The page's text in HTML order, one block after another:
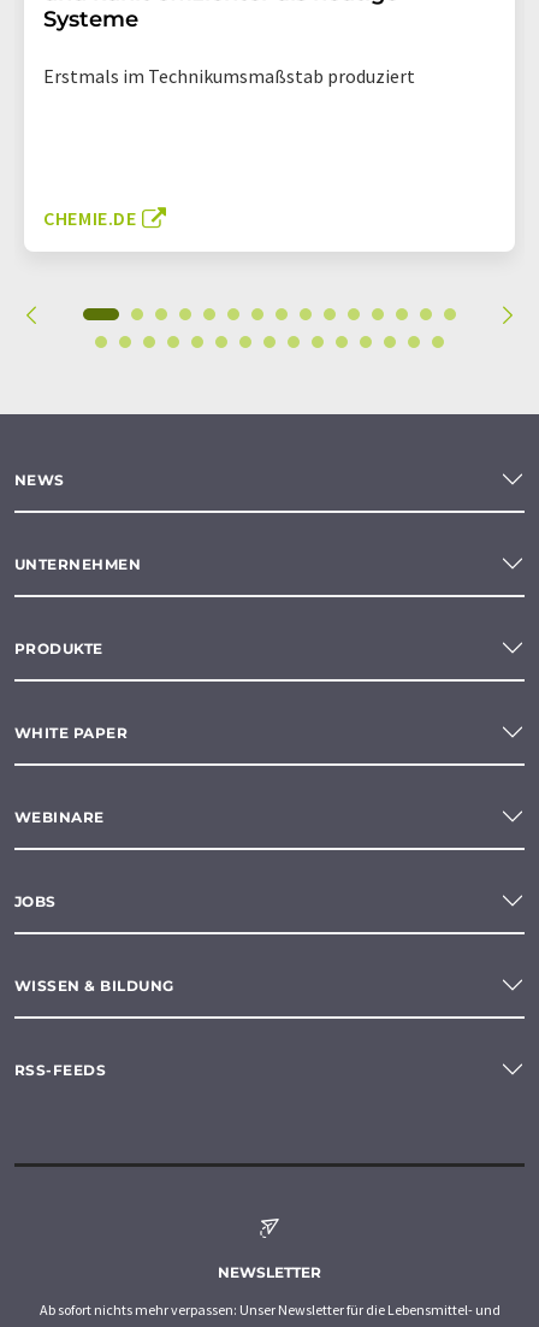
Systeme
Erstmals im Technikumsmaßstab produziert
CHEMIE.DE
NEWS
UNTERNEHMEN
PRODUKTE
WHITE PAPER
WEBINARE
JOBS
WISSEN & BILDUNG
RSS-FEEDS
NEWSLETTER
Ab sofort nichts mehr verpassen: Unser Newsletter für die Lebensmittel- und